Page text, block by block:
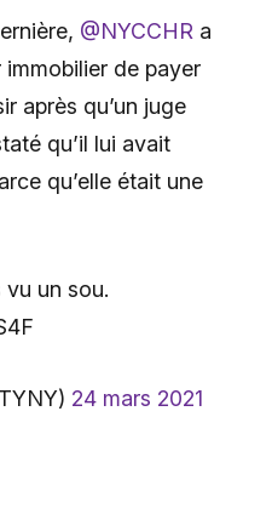
@NYCCHR a
de payer
après qu’un juge
qu’il lui avait
qu’elle était une
vu un sou.
24 mars 2021